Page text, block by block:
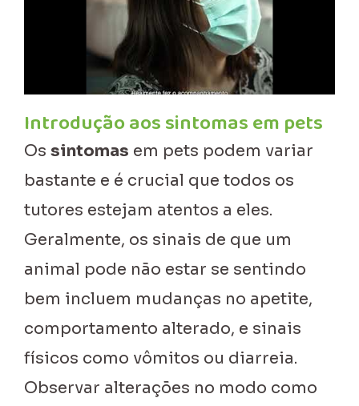
Introdução aos sintomas em pets
Os sintomas em pets podem variar
bastante e é crucial que todos os
tutores estejam atentos a eles.
Geralmente, os sinais de que um
animal pode não estar se sentindo
bem incluem mudanças no apetite,
comportamento alterado, e sinais
físicos como vômitos ou diarreia.
Observar alterações no modo como